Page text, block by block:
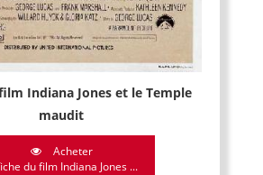
Indiana Jones et le Temple
maudit
Acheter
du film Indiana Jones ...